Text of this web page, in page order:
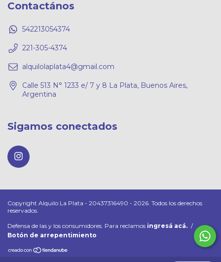
Contactános
542213054374
221-305-4374
alquilolaplata4@gmail.com
Calle 513 N° 1233 e/ 7 y 8 La Plata, Buenos Aires,
Argentina
Sigamos conectados
Copyright Alquilo La Plata - 20437316490 - 2026. Todos los derechos
reservados.
Defensa de las y los consumidores. Para reclamos ingresá acá. /
Botón de arrepentimiento